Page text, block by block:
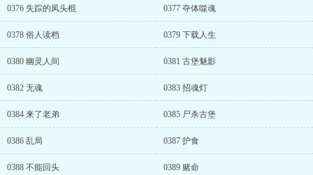
0376 失踪的凤头棍 0377 夺体噬魂
0378 俗人读档 0379 下载人生
0380 幽灵人间 0381 古堡魅影
0382 无魂 0383 招魂灯
0384 来了老弟 0385 尸杀古堡
0386 乱局 0387 护食
0388 不能回头 0389 赌命